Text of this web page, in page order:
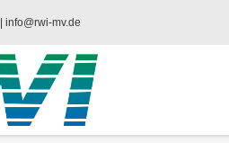
info@rwi-mv.de